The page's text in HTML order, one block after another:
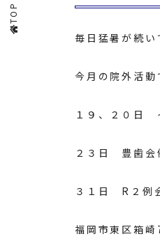
TOP
毎日猛暑が続
今月の院外活動
１９、２０日
２３日 豊歯会
３１日 R２例
福岡市東区箱